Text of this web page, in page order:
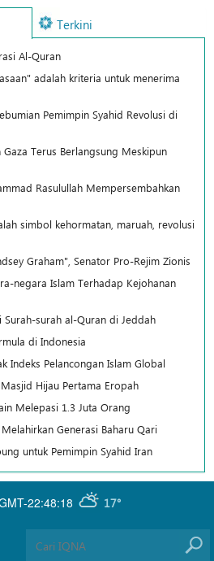
Terkini
Al-Quran
adalah kriteria untuk menerima
Pemimpin Syahid Revolusi di
Terus Berlangsung Meskipun
Rasulullah Mempersembahkan
simbol kehormatan, maruah, revolusi
Graham", Senator Pro-Rejim Zionis
negara Islam Terhadap Kejohanan
Surah-surah al-Quran di Jeddah
di Indonesia
Indeks Pelancongan Islam Global
Hijau Pertama Eropah
Melepasi 1.3 Juta Orang
Generasi Baharu Qari
untuk Pemimpin Syahid Iran
22:48:18 17°